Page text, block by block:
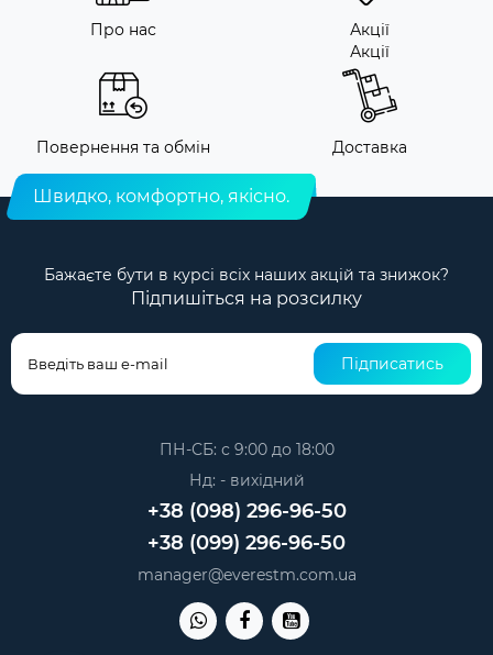
Про нас
Акції
Акції
Повернення та обмін Доставка
Швидко, комфортно, якісно.
Бажаєте бути в курсі всіх наших акцій та знижок?
Підпишіться на розсилку
Підписатись
ПН-СБ: с 9:00 до 18:00
Нд: - вихідний
+38 (098) 296-96-50
+38 (099) 296-96-50
manager@everestm.com.ua